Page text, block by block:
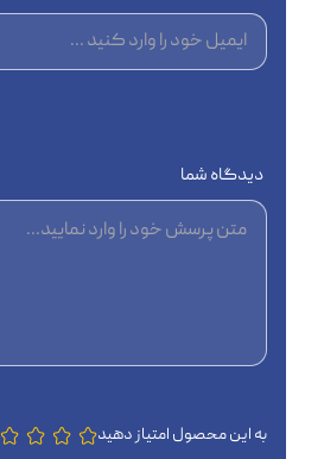
دیدگاه شما
به این محصول امتیاز دهید